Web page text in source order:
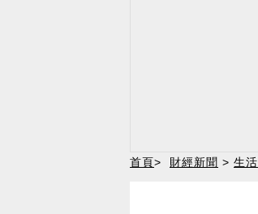
首頁> 財經新聞 > 生活